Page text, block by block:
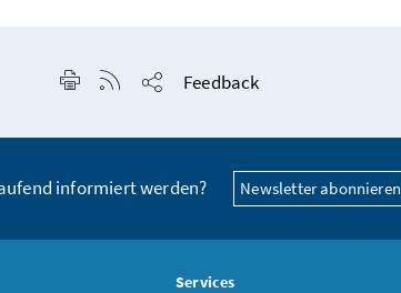
Seite drucken
RSS-Feed anzeigen
Feedback
informiert werden? Newsletter abonnieren
Services